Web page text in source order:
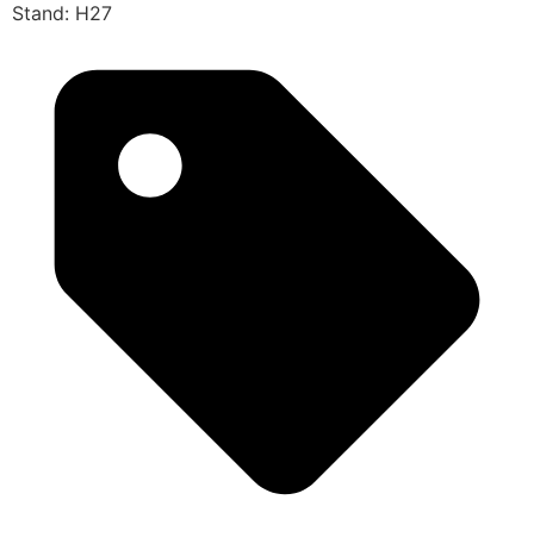
Stand: H27